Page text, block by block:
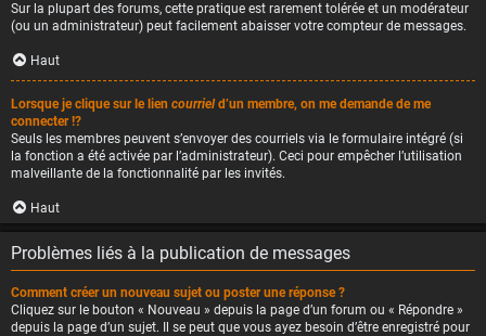
Sur la plupart des forums, cette pratique est rarement tolérée et un modérateur
(ou un administrateur) peut facilement abaisser votre compteur de messages.
Haut
Lorsque je clique sur le lien courrield’un membre, on me demande de me
connecter !?
Seuls les membres peuvent s’envoyer des courriels via le formulaire intégré (si
la fonction a été activée par l’administrateur). Ceci pour empêcher l’utilisation
malveillante de la fonctionnalité par les invités.
Haut
Problèmes liés à la publication de messages
Comment créer un nouveau sujet ou poster une réponse ?
Cliquez sur le bouton « Nouveau » depuis la page d’un forum ou « Répondre »
depuis la page d’un sujet. Il se peut que vous ayez besoin d’être enregistré pour